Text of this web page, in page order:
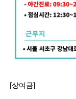
[상여금]